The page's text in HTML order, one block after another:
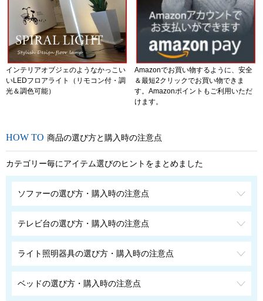
インテリアオブジェのようなかっこい
いLEDフロアライト（リモコン付・調
光＆調色可能）
Amazonでお買い物するように、安全
＆最短2クリックでお買い物できま
す。Amazonポイントもご利用いただ
けます。
商品の選び方と購入時の注意点
カテゴリー毎にアイテム選びのヒントをまとめました
ソファーの選び方・購入時の注意点
テレビ台の選び方・購入時の注意点
ライト照明器具の選び方・購入時の注意点
ベッドの選び方・購入時の注意点